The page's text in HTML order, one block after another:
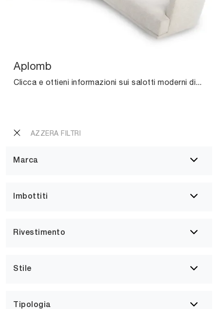
AZZERA FILTRI
Marca
Imbottiti
Rivestimento
Stile
Tipologia
Aplomb
Clicca e ottieni informazioni sui salotti moderni di Calia! Vari modelli di divani, come Aplomb, ti attendono.